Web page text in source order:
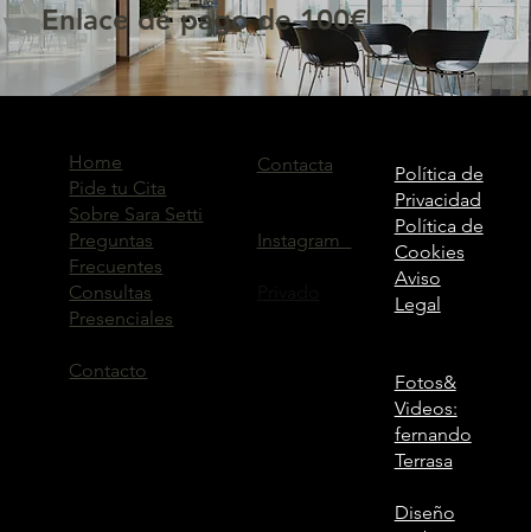
Enlace de pago de 100€
Home
Pide tu Cita
Sobre Sara Setti
Preguntas
Frecuentes
Consultas
Presenciales
Contacto
Contacta
Instagram
Política de
Privacidad
Política de
Cookies
Aviso
Legal
Fotos&
Videos:
fernando
Terrasa
Diseño